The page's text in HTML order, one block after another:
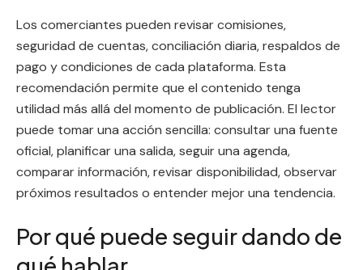
Los comerciantes pueden revisar comisiones,
seguridad de cuentas, conciliación diaria, respaldos de
pago y condiciones de cada plataforma. Esta
recomendación permite que el contenido tenga
utilidad más allá del momento de publicación. El lector
puede tomar una acción sencilla: consultar una fuente
oficial, planificar una salida, seguir una agenda,
comparar información, revisar disponibilidad, observar
próximos resultados o entender mejor una tendencia.
Por qué puede seguir dando de